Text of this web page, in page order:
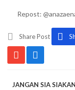
Repost:
Share Post
JANGAN SIA SIAKAN